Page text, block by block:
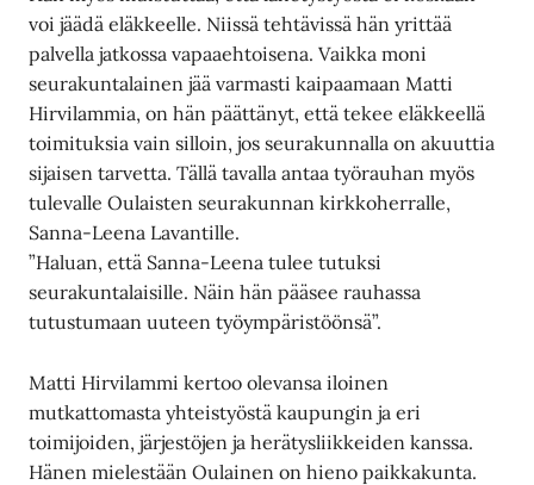
voi jäädä eläkkeelle. Niissä tehtävissä hän yrittää
palvella jatkossa vapaaehtoisena. Vaikka moni
seurakuntalainen jää varmasti kaipaamaan Matti
Hirvilammia, on hän päättänyt, että tekee eläkkeellä
toimituksia vain silloin, jos seurakunnalla on akuuttia
sijaisen tarvetta. Tällä tavalla antaa työrauhan myös
tulevalle Oulaisten seurakunnan kirkkoherralle,
Sanna-Leena Lavantille.
”Haluan, että Sanna-Leena tulee tutuksi
seurakuntalaisille. Näin hän pääsee rauhassa
tutustumaan uuteen työympäristöönsä”.
Matti Hirvilammi kertoo olevansa iloinen
mutkattomasta yhteistyöstä kaupungin ja eri
toimijoiden, järjestöjen ja herätysliikkeiden kanssa.
Hänen mielestään Oulainen on hieno paikkakunta.